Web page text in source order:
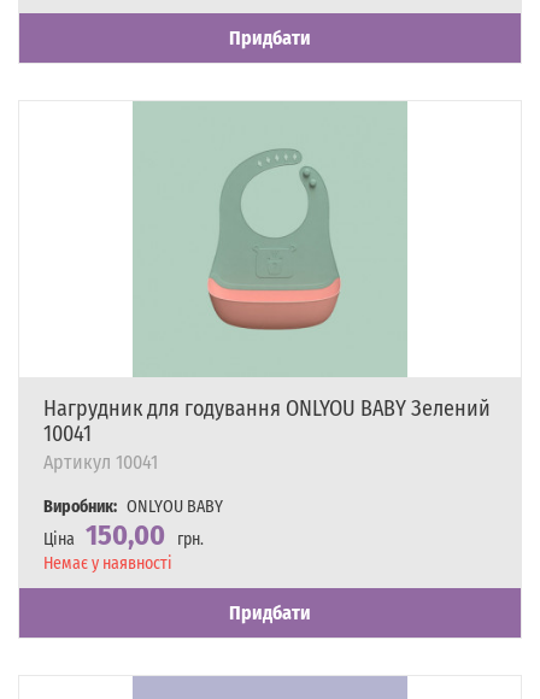
Придбати
Нагрудник для годування ONLYOU BABY Зелений
10041
Артикул 10041
Виробник: ONLYOU BABY
Ціна 150,00
грн.
Наявність
Немає у наявності
Придбати